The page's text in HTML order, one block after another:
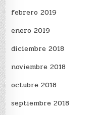
febrero 2019
enero 2019
diciembre 2018
noviembre 2018
octubre 2018
septiembre 2018